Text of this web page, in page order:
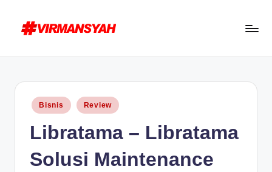
M
Blogging
for
Posted
in
Bisnis Review
Libratama – Libratama
Solusi Maintenance